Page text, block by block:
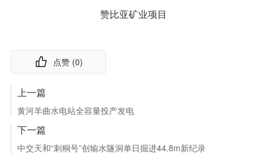
赞比亚矿业项目
点赞 (0)
上一篇
黄河羊曲水电站全容量投产发电
下一篇
中交天和“刺桐号”创输水隧洞单日掘进44.8m新纪录